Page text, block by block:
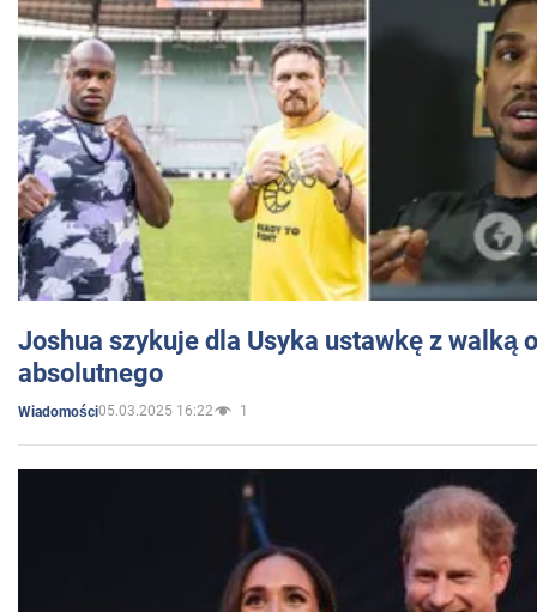
Joshua szykuje dla Usyka ustawkę z walką
absolutnego
Wiadomości05.03.2025 16:22 1